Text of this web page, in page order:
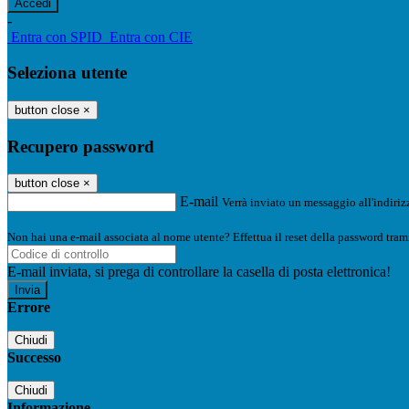
-
Entra con SPID Entra con CIE
Seleziona utente
button close ×
Recupero password
button close ×
E-mail Verrà inviato un messaggio
Non hai una e-mail associata al nome utente? Effettua il reset della password
E-mail inviata, si prega di controllare la casella di posta elettronica!
Errore
Chiudi
Successo
Chiudi